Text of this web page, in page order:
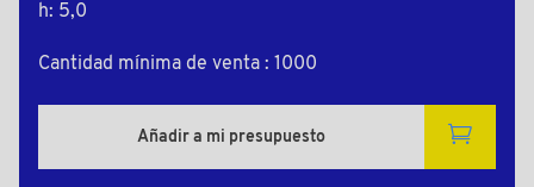
h: 5,0
Cantidad mínima de venta : 1000
Añadir a mi presupuesto